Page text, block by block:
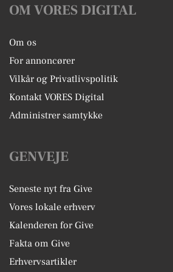
OM VORES DIGITAL
Om os
For annoncører
Vilkår og Privatlivspolitik
Kontakt VORES Digital
Administrer samtykke
GENVEJE
Seneste nyt fra Give
Vores lokale erhverv
Kalenderen for Give
Fakta om Give
Erhvervsartikler